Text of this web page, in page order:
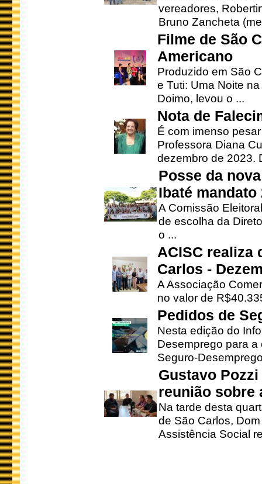
vereadores,
Bruno Zancheta
Filme de São
Americano
Produzido em São
e Tuti: Uma Noite
Doimo, levou o ...
Nota de
É com imenso
Professora Diana
dezembro de 2023.
Posse da
Ibaté mandato
A Comissão
de escolha da
o ...
ACISC realiza
Carlos -
A Associação
no valor de
Pedidos de
Nesta edição do
Desemprego para
Seguro-
Gustavo
reunião sobre
Na tarde desta
de São Carlos,
Assistência Social